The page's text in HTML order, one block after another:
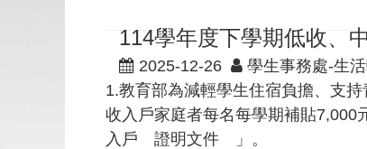
114學年度下學期低收、
2025-12-26
學生事務處-生
1.教育部為減輕學生住宿負擔、支
收入戶家庭者每名每學期補貼
入戶 證明文件 」。